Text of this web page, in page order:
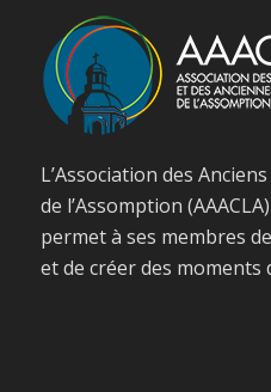
L’Association des
de l’Assomption
permet à ses membres
et de créer des moments